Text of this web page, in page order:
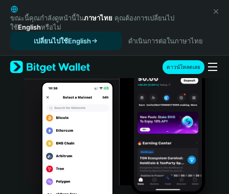
English
日本語
Tiếng Việt
Español (Latinoamérica)
Türkçe
Italiano
Português (Portugal)
Bahasa Indonesia
ขณะนี้คุณกำลังดูหน้านี้ในภาษาไทย คุณต้องการเปลี่ยนไป
ใช้Englishหรือไม่
เปลี่ยนไปใช้English
ดำเนินการต่อในภาษาไทย
ดาวน์โหลดเลย